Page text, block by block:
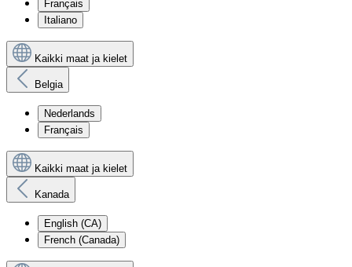
Français
Italiano
Kaikki maat ja kielet
Belgia
Nederlands
Français
Kaikki maat ja kielet
Kanada
English (CA)
French (Canada)